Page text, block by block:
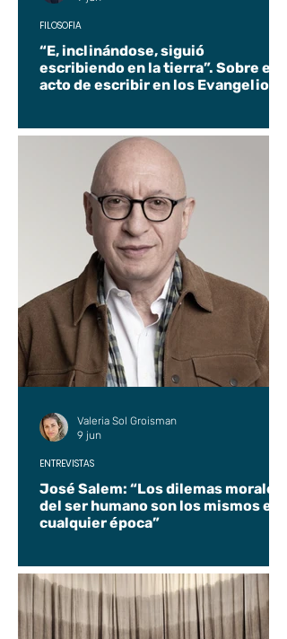
“E, inclinándose, siguió
escribiendo en la tierra”. Sobre el
acto de escribir en los Evangelios.
FILOSOFÍA
José Salem: “Los dilemas morales
del ser humano son los mismos en
cualquier época”
ENTREVISTAS
Valeria Sol Groisman
9 jun